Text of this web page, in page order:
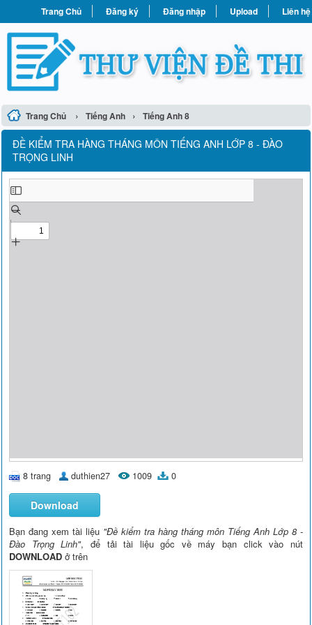
Trang Chủ Đăng ký Đăng nhập Upload Liên hệ
Trang Chủ › Tiếng Anh › Tiếng Anh 8
ĐỀ KIỂM TRA HÀNG THÁNG MÔN TIẾNG ANH LỚP 8 - ĐÀO
TRỌNG LINH
8 trang duthien27 1009 0
Download
Bạn đang xem tài liệu "Đề kiểm tra hàng tháng môn Tiếng Anh Lớp 8 -
Đào Trọng Linh", để tải tài liệu gốc về máy bạn click vào nút
DOWNLOAD ở trên